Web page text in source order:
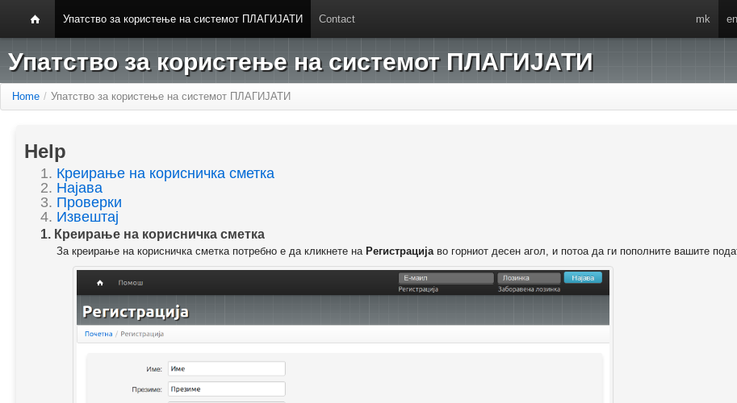
Упатство за користење на системот ПЛАГИЈАТИ Contact mk en
Упатство за користење на системот ПЛАГИЈАТИ
Home / Упатство за користење на системот ПЛАГИЈАТИ
Help
1. Креирање на корисничка сметка
2. Најава
3. Проверки
4. Извештај
1. Креирање на корисничка сметка
За креирање на корисничка сметка потребно е да кликнете на Регистрацијаво горниот десен агол, и потоа да ги пополните вашите